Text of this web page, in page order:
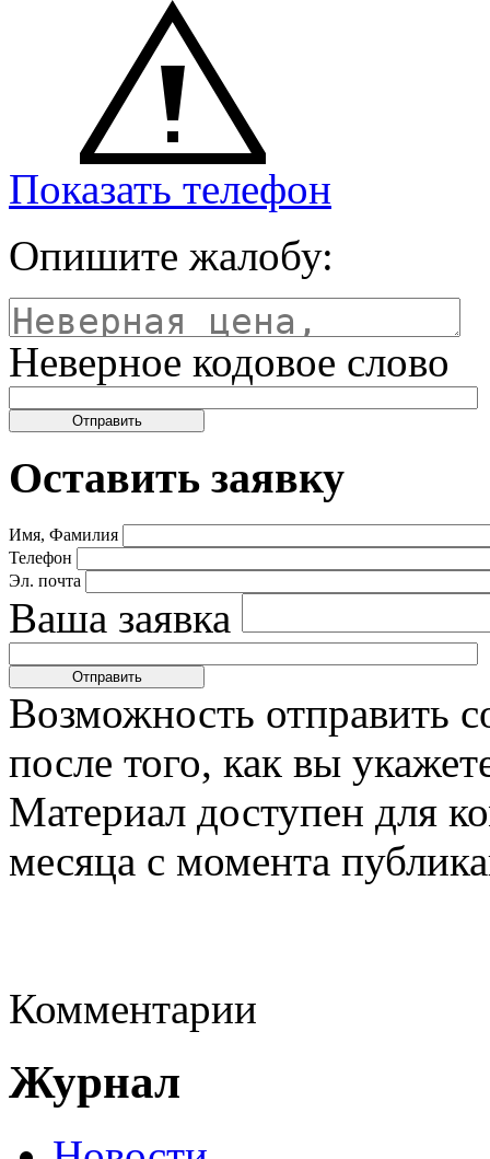
Показать телефон
Опишите жалобу:
Неверное кодовое слово
Оставить заявку
Имя, Фамилия
Телефон
Эл. почта
Ваша заявка
Возможность отправить
после того, как вы
Материал доступен для
месяца с момента
Комментарии
Журнал